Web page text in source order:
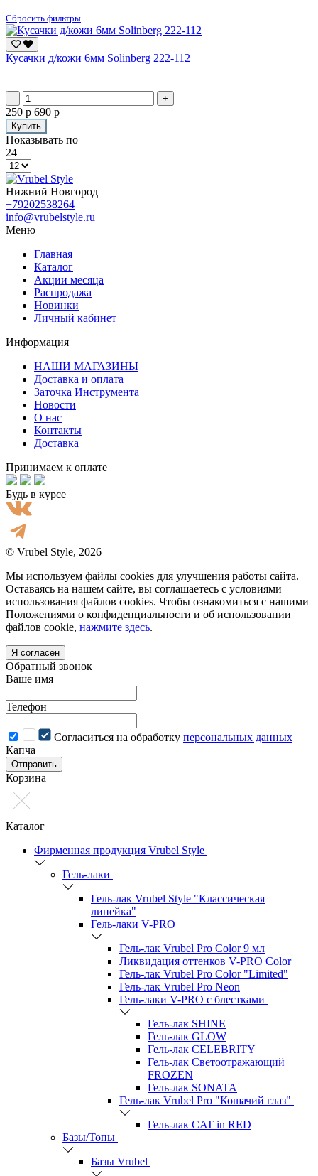
Сбросить фильтры
Кусачки д/кожи 6мм Solinberg 222-112
- +
250 р 690 р
Купить
Показывать по
24
Нижний Новгород
+79202538264
info@vrubelstyle.ru
Меню
Главная
Каталог
Акции месяца
Распродажа
Новинки
Личный кабинет
Информация
НАШИ МАГАЗИНЫ
Доставка и оплата
Заточка Инструмента
Новости
О нас
Контакты
Доставка
Принимаем к оплате
Будь в курсе
© Vrubel Style, 2026
Мы используем файлы cookies для улучшения работы сайта.
Оставаясь на нашем сайте, вы соглашаетесь с условиями
использования файлов cookies. Чтобы ознакомиться с нашими
Положениями о конфиденциальности и об использовании
файлов cookie, нажмите здесь.
Я согласен
Обратный звонок
Ваше имя
Телефон
Cогласиться на обработку персональных данных
Капча
Отправить
Корзина
Каталог
Фирменная продукция Vrubel Style
Гель-лаки
Гель-лак Vrubel Style "Классическая
линейка"
Гель-лаки V-PRO
Гель-лак Vrubel Pro Color 9 мл
Ликвидация оттенков V-PRO Color
Гель-лак Vrubel Pro Color "Limited"
Гель-лак Vrubel Pro Neon
Гель-лаки V-PRO c блестками
Гель-лак SHINE
Гель-лак GLOW
Гель-лак CELEBRITY
Гель-лак Светоотражающий
FROZEN
Гель-лак SONATA
Гель-лак Vrubel Pro "Кошачий глаз"
Гель-лак CAT in RED
Базы/Топы
Базы Vrubel